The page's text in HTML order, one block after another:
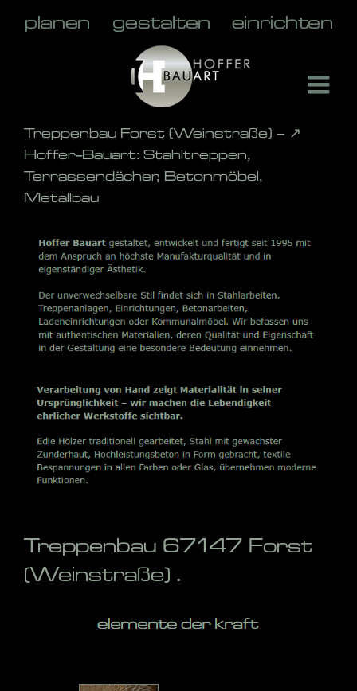
Treppenbau Forst (Weinstraße) – ↗️
Hoffer-Bauart: Stahltreppen,
Terrassendächer, Betonmöbel,
Metallbau
Treppenbau 67147 Forst
(Weinstraße) .